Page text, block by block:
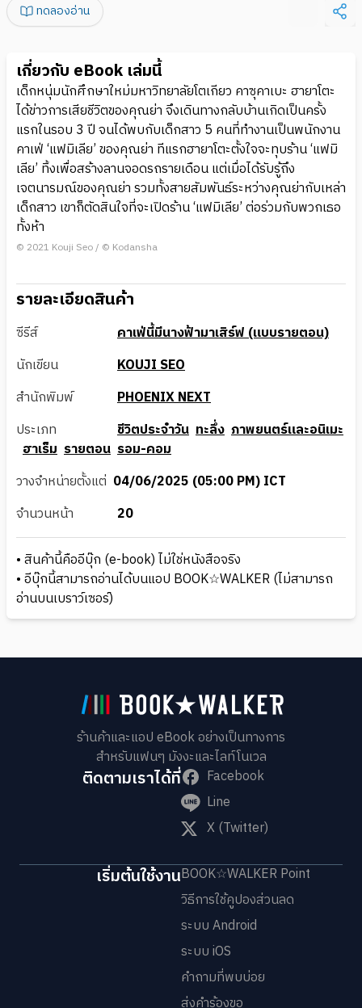
ทดลองอ่าน
เกี่ยวกับ eBook เล่มนี้
เด็กหนุ่มนักศึกษาใหม่มหาวิทยาลัยโตเกียว คาซุคาเบะ ฮายาโตะ
ได้ข่าวการเสียชีวิตของคุณย่า จึงเดินทางกลับบ้านเกิดเป็นครั้ง
แรกในรอบ 3 ปี จนได้พบกับเด็กสาว 5 คนที่ทำงานเป็นพนักงาน
คาเฟ่ ‘แฟมิเลีย’ ของคุณย่า ทีแรกฮายาโตะตั้งใจจะทุบร้าน ‘แฟมิ
เลีย’ ทิ้งเพื่อสร้างลานจอดรถรายเดือน แต่เมื่อได้รับรู้ถึง
เจตนารมณ์ของคุณย่า รวมทั้งสายสัมพันธ์ระหว่างคุณย่ากับเหล่า
เด็กสาว เขาก็ตัดสินใจที่จะเปิดร้าน ‘แฟมิเลีย’ ต่อร่วมกับพวกเธอ
ทั้งห้า
© 2021 Kouji Seo / © Kodansha
รายละเอียดสินค้า
ซีรีส์
คาเฟ่นี้มีนางฟ้ามาเสิร์ฟ (แบบรายตอน)
นักเขียน
KOUJI SEO
สำนักพิมพ์
PHOENIX NEXT
ประเภท
ชีวิตประจำวัน ทะลึ่ง ภาพยนตร์และอนิเมะ
ฮาเร็ม รายตอน รอม-คอม
วางจำหน่ายตั้งแต่ 04/06/2025 (05:00 PM) ICT
จำนวนหน้า
20
• สินค้านี้คืออีบุ๊ก (e-book) ไม่ใช่หนังสือจริง
• อีบุ๊กนี้สามารถอ่านได้บนแอป BOOK☆WALKER (ไม่สามารถ
อ่านบนเบราว์เซอร์)
ร้านค้าและแอป eBook อย่างเป็นทางการ
สำหรับแฟนๆ มังงะและไลท์โนเวล
ติดตามเราได้ที่
Facebook
Line
X (Twitter)
เริ่มต้นใช้งานBOOK☆WALKER Point
วิธีการใช้คูปองส่วนลด
ระบบ Android
ระบบ iOS
คำถามที่พบบ่อย
ส่งคำร้องขอ